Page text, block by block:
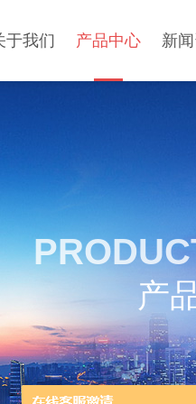
于我们 产品中心 新
产